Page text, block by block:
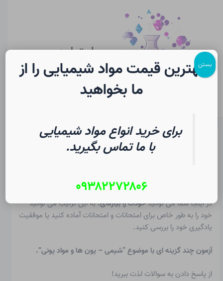
سایت لرن
شیمی
آزمون دانش، یون ها و مواد یونی
Christopher J. Ziegler
در اینجا شما می توانیدخودت را بیازمای.به این ترتیب می توانید
خود را به طور خاص برای امتحانات و امتحانات آماده کنید یا موفقیت
یادگیری خود را بررسی کنید.
آزمون چند گزینه ای با موضوع “شیمی – یون ها و مواد یونی”.
از پاسخ دادن به سوالات لذت ببرید!
بهترین قیمت مواد شیمیایی را از
ما بخواهید
برای خرید انواع مواد شیمیایی
با ما تماس بگیرید.
۰۹۳۸۲۲۷۲۸۰۶
بستن